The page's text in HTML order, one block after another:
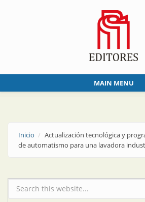
MAIN MENU
Inicio
Actualización tecnológica y
de automatismo para una lavadora
Formulario de búsqueda